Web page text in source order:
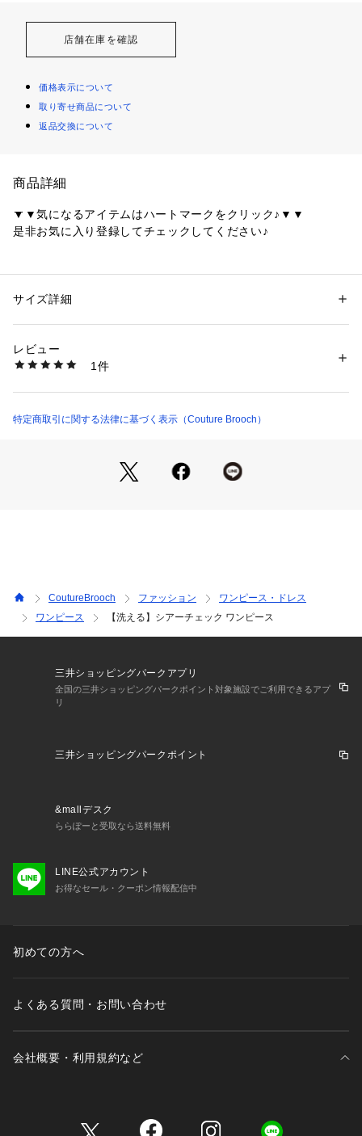
店舗在庫を確認
価格表示について
取り寄せ商品について
返品交換について
商品詳細
▼▼気になるアイテムはハートマークをクリック♪▼▼
是非お気に入り登録してチェックしてください♪
～POINT～
程よくウエストにフィットするので、子供っぽくならずに着て
頂けます。
袖は裏がなく、軽い仕上がりとなっています。
シアー感のあるチェック柄です。
柄がある為、シワも目立ちにくく、お気軽に着ていただけま
※ホワイト（001）はやや透け感があります。
ります。また、パソコン・スマートフォンなどの環境により、
若干製品と画像のカラーが異なる場合もございます。
透け感のあるチェック素材がシーズンムードを高めるワンピー
ウエスト切り替えやシルエットにこだわり、後ろのリボンデザ
インなど、ディティールまで着映えるデザイン。
【26SS NEW COLLECTION】
性別：レディース
素材：表地: ポリエステル47％ レーヨン43％ ナイロン10％ 裏地: ポリエ
生産国：中国製
商品番号：1600300006692
サイズ詳細
レビュー
1件
特定商取引に関する法律に基づく表示（Couture Brooch）
CoutureBrooch ファッション
ワンピース・ドレス
ワンピース
【洗える】シアーチェック ワンピース
三井ショッピングパークアプリ
全国の三井ショッピングパークポイント対象施設でご利用できるアプ
リ
三井ショッピングパークポイント
&mallデスク
ららぽーと受取なら送料無料
LINE公式アカウント
お得なセール・クーポン情報配信中
初めての方へ
よくある質問・お問い合わせ
会社概要・利用規約など